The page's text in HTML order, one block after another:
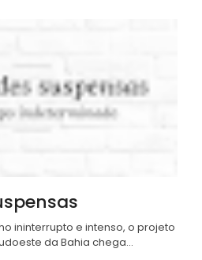
ininterrupto e intenso, o projeto
da Bahia chega...